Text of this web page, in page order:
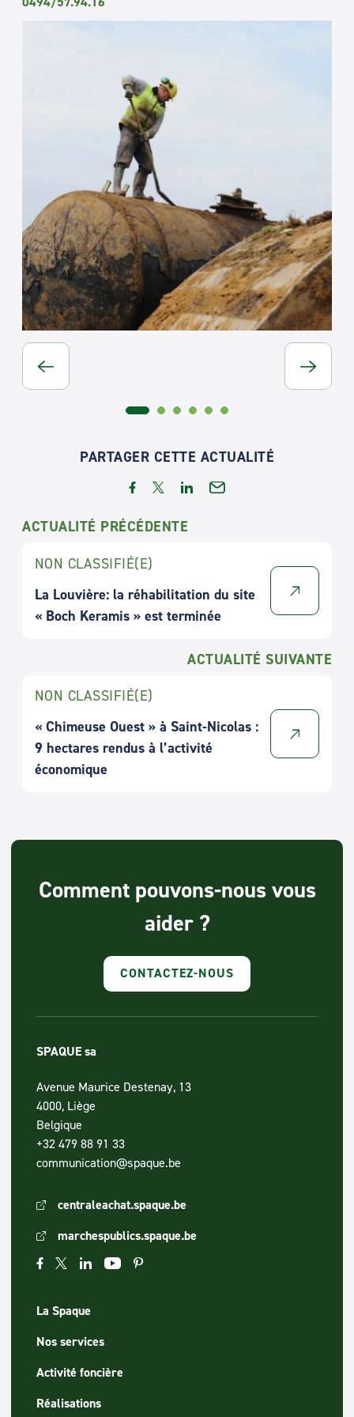
PARTAGER CETTE ACTUALITÉ
ACTUALITÉ PRÉCÉDENTE
NON CLASSIFIÉ(E)
La Louvière: la réhabilitation du site
« Boch Keramis » est terminée
ACTUALITÉ SUIVANTE
NON CLASSIFIÉ(E)
« Chimeuse Ouest » à Saint-Nicolas :
9 hectares rendus à l’activité
économique
Comment pouvons-nous vous
aider ?
CONTACTEZ-NOUS
SPAQUE sa
Avenue Maurice Destenay, 13
4000, Liège
Belgique
+32 479 88 91 33
communication@spaque.be
centraleachat.spaque.be
marchespublics.spaque.be
La Spaque
Nos services
Activité foncière
Réalisations